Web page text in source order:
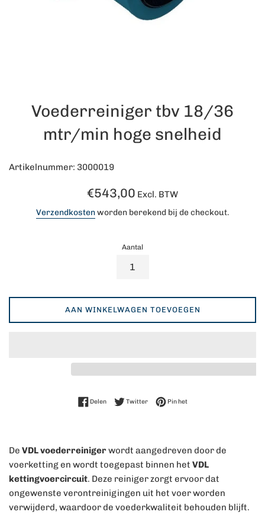
Voederreiniger tbv 18/36
mtr/min hoge snelheid
Artikelnummer: 3000019
Normale
€543,00 Excl. BTW
Verzendkostenworden berekend bij de checkout.
Aantal
AAN WINKELWAGEN TOEVOEGEN
DelenDelen op Facebook
TwitterTwitteren op Twitter
Pin hetPinnen op Pinterest
De VDL voederreinigerwordt aangedreven door de
voerketting en wordt toegepast binnen het VDL
kettingvoercircuit. Deze reiniger zorgt ervoor dat
ongewenste verontreinigingen uit het voer worden
verwijderd, waardoor de voederkwaliteit behouden blijft.